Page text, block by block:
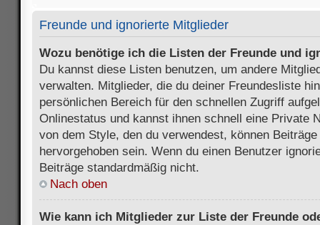
Freunde und ignorierte Mitglieder
Wozu benötige ich die Listen der Freunde und
Du kannst diese Listen benutzen, um andere
verwalten. Mitglieder, die du deiner Freundesliste
persönlichen Bereich für den schnellen Zugriff
Onlinestatus und kannst ihnen schnell eine Private
von dem Style, den du verwendest, können
hervorgehoben sein. Wenn du einen Benutzer
Beiträge standardmäßig nicht.
Nach oben
Wie kann ich Mitglieder zur Liste der Freunde